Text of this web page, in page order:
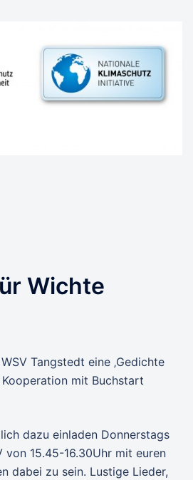
Wichte
Tangstedt eine ‚Gedichte
mit Buchstart
dazu einladen Donnerstags
von 15.45-16.30Uhr mit euren
dabei zu sein. Lustige Lieder,